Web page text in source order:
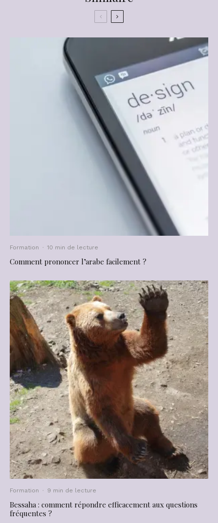
Formation · 10 min de lecture
Comment prononcer l’arabe facilement ?
Formation · 9 min de lecture
Bessaha : comment répondre efficacement aux questions
fréquentes ?